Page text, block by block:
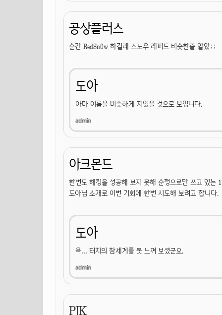
공상플러스
순간 RedSn0w 하길래 스노우 레퍼드 비슷한줄 알았;;
도아
아마 이름을 비슷하게 지었을 것으로 보입니다.
아크몬드
한번도 해킹을 성공해 보지 못해 순정으로만 쓰고 있는
도아님 소개로 이번 기회에 한번 시도해 보려고 합니다.
도아
윽,,, 터치의 참세계를 못 느껴 보셨군요.
PJK